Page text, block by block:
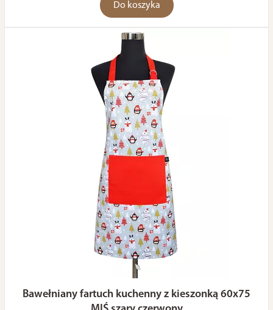
Do koszyka
Bawełniany fartuch kuchenny z kieszonką 60x75